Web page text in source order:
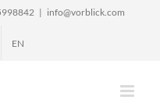
| info@vorblick.com
EN